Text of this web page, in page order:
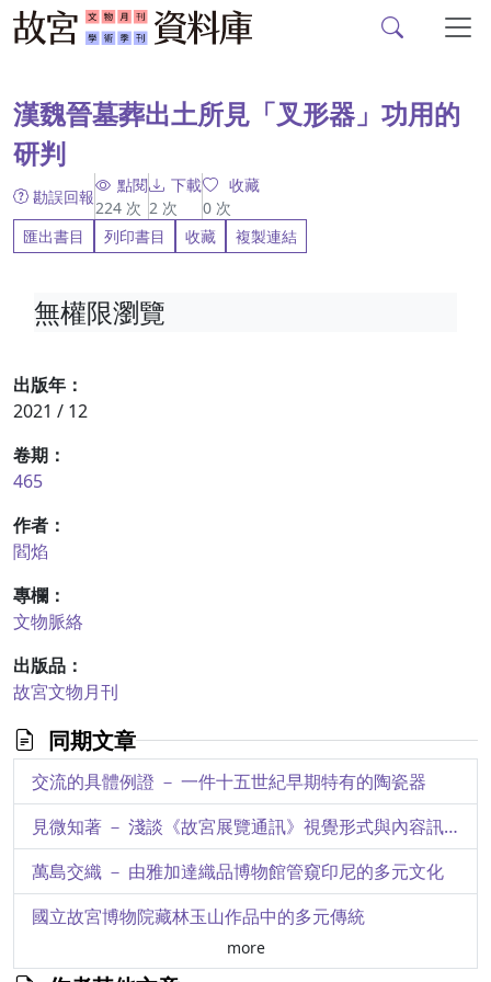
漢魏晉墓葬出土所見「叉形器」功用的
研判
勘誤回報
點閱
224 次
下載
2 次
收藏
0 次
匯出書目
列印書目 收藏 複製連結
出版年：
2021 / 12
卷期：
465
作者：
閻焰
專欄：
文物脈絡
出版品：
故宮文物月刊
同期文章
交流的具體例證 － 一件十五世紀早期特有的陶瓷器
見微知著 － 淺談《故宮展覽通訊》視覺形式與內容訊息之演變
萬島交織 － 由雅加達織品博物館管窺印尼的多元文化
國立故宮博物院藏林玉山作品中的多元傳統
more
無權限瀏覽